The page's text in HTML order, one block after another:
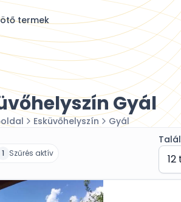
termek
Gyál
Esküvőhelyszín Gyál
1 Szűrés aktív